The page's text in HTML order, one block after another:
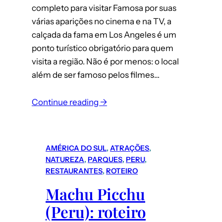
completo para visitar Famosa por suas
várias aparições no cinema e na TV, a
calçada da fama em Los Angeles é um
ponto turístico obrigatório para quem
visita a região. Não é por menos: o local
além de ser famoso pelos filmes…
Continue reading →:
completo
para
a
Calçada
AMÉRICA DO SUL, ATRAÇÕES
NATUREZA, PARQUES, PERU
RESTAURANTES, ROTEIRO
Machu Picchu
(Peru): roteiro